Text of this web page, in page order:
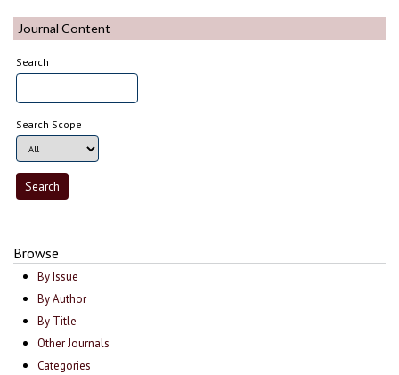
Journal Content
Search
Search Scope
Browse
By Issue
By Author
By Title
Other Journals
Categories